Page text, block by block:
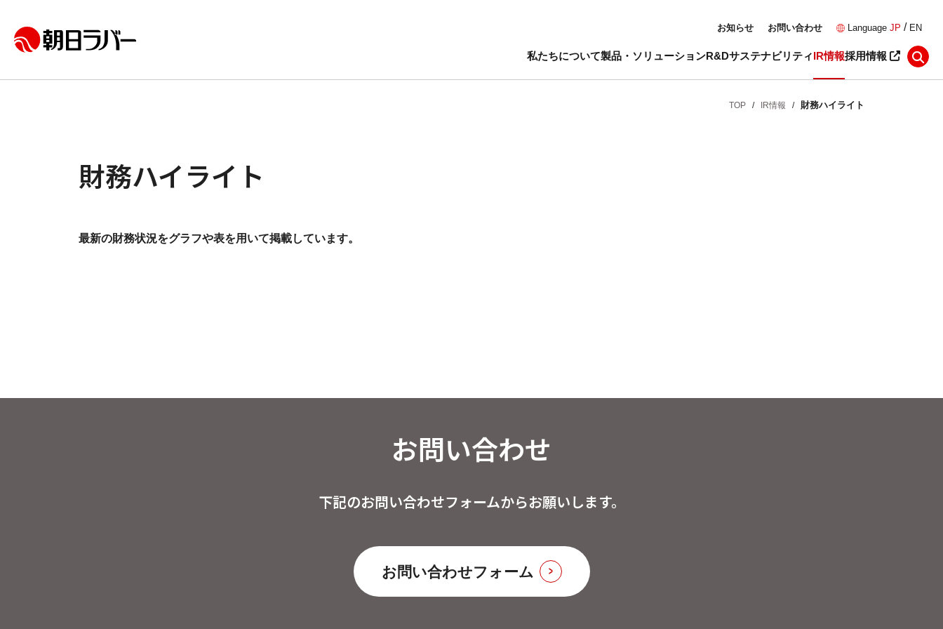
私たちについて製品・ソリューションR&DサステナビリティIR情報採用情報
お知らせ お問い合わせ Language JP / EN
TOP / IR情報 / 財務ハイライト
財務ハイライト
最新の財務状況をグラフや表を用いて掲載しています。
お問い合わせ
下記のお問い合わせフォームからお願いします。
お問い合わせフォーム